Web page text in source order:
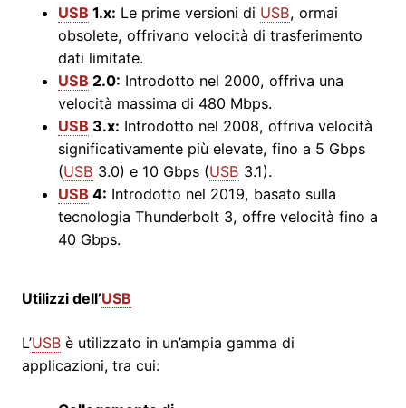
USB 1.x: Le prime versioni di USB, ormai
obsolete, offrivano velocità di trasferimento
dati limitate.
USB 2.0: Introdotto nel 2000, offriva una
velocità massima di 480 Mbps.
USB 3.x: Introdotto nel 2008, offriva velocità
significativamente più elevate, fino a 5 Gbps
(USB 3.0) e 10 Gbps (USB 3.1).
USB 4: Introdotto nel 2019, basato sulla
tecnologia Thunderbolt 3, offre velocità fino a
40 Gbps.
Utilizzi dell’USB
L’USB è utilizzato in un’ampia gamma di
applicazioni, tra cui: